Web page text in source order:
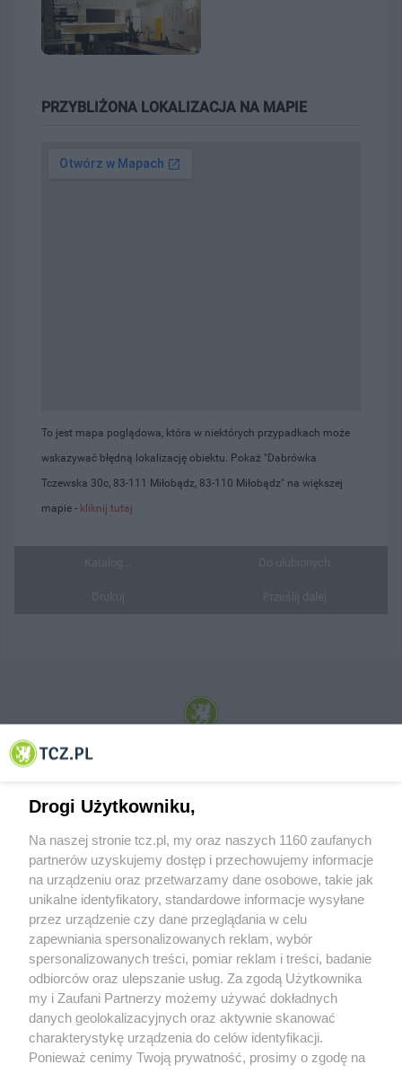
PRZYBLIŻONA LOKALIZACJA NA MAPIE
To jest mapa poglądowa, która w niektórych przypadkach może
wskazywać błędną lokalizację obiektu. Pokaż "Dabrówka
Tczewska 30c, 83-111 Miłobądz, 83-110 Miłobądz" na większej
mapie - kliknij tutaj
© 2001-2026 Tczew - TCZ.PL Sp. z o.o. Internetowy Serwis Informacyjny Miasta
O FIRMIE POLITYKA PRYWATNOŚCI HOSTING
REKLAMA WSPÓŁPRACA RSS FACEBOOK KONTAKT
Nasze serwisy
Aktualności
Tcz24
Muzyka i kultura
Archiwum wydarzeń
Drogi Użytkowniku,
Na naszej stronie tcz.pl, my oraz naszych 1160 zaufanych
partnerów uzyskujemy dostęp i przechowujemy informacje
na urządzeniu oraz przetwarzamy dane osobowe, takie jak
unikalne identyfikatory, standardowe informacje wysyłane
przez urządzenie czy dane przeglądania w celu
zapewniania spersonalizowanych reklam, wybór
spersonalizowanych treści, pomiar reklam i treści, badanie
odbiorców oraz ulepszanie usług. Za zgodą Użytkownika
my i Zaufani Partnerzy możemy używać dokładnych
danych geolokalizacyjnych oraz aktywnie skanować
charakterystykę urządzenia do celów identyfikacji.
Ponieważ cenimy Twoją prywatność, prosimy o zgodę na